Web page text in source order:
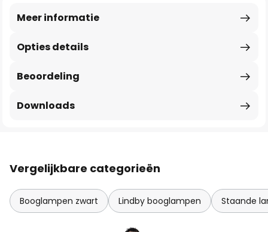
Opties details
Meer informatie
Beoordeling
Downloads
Vergelijkbare categorieën
Booglampen zwart Lindby booglampen Staande